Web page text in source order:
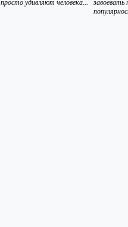
просто удивляют человека...
завоевать